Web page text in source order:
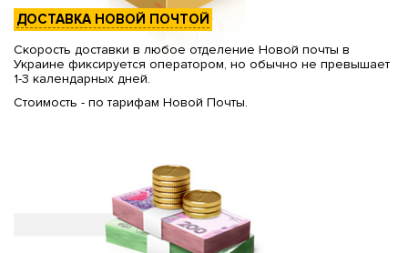
ДОСТАВКА НОВОЙ ПОЧТОЙ
Скорость доставки в любое отделение Новой почты в
Украине фиксируется оператором, но обычно не превышает
1-3 календарных дней.
Стоимость - по тарифам Новой Почты.